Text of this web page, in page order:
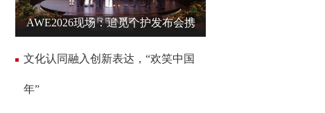
AWE2026现场：追觅个护发布会携
文化认同融入创新表达，“欢笑中国
年”